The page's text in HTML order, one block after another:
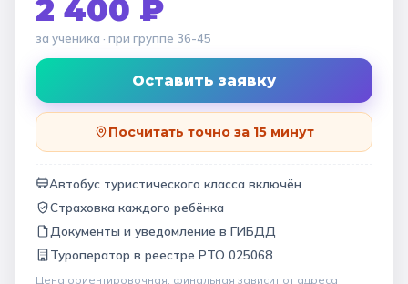
2 400 ₽
за ученика · при группе 36-45
Оставить заявку
Посчитать точно за 15 минут
Автобус туристического класса включён
Страховка каждого ребёнка
Документы и уведомление в ГИБДД
Туроператор в реестре РТО 025068
Цена ориентировочная: финальная зависит от адреса